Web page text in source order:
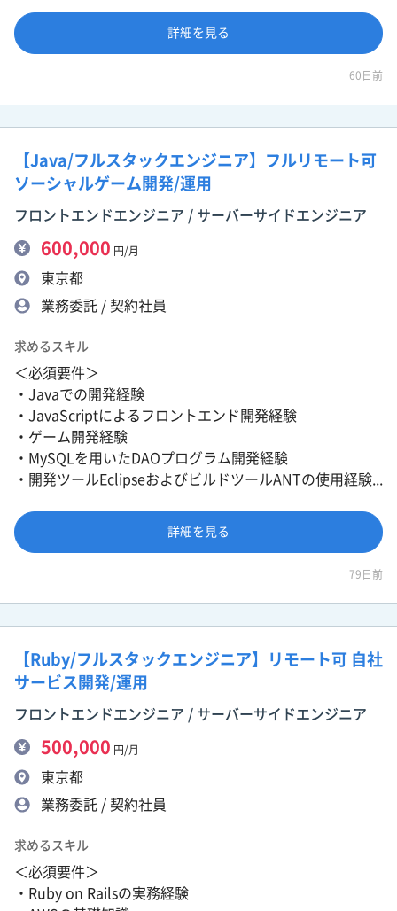
詳細を見る
60日前
【Java/フルスタックエンジニア】フルリモート可
ソーシャルゲーム開発/運用
フロントエンドエンジニア / サーバーサイドエンジニア
600,000 円/月
東京都
業務委託 / 契約社員
求めるスキル
＜必須要件＞
・Javaでの開発経験
・JavaScriptによるフロントエンド開発経験
・ゲーム開発経験
・MySQLを用いたDAOプログラム開発経験
・開発ツールEclipseおよびビルドツールANTの使用経験...
詳細を見る
79日前
【Ruby/フルスタックエンジニア】リモート可 自社
サービス開発/運用
フロントエンドエンジニア / サーバーサイドエンジニア
500,000 円/月
東京都
業務委託 / 契約社員
求めるスキル
＜必須要件＞
・Ruby on Railsの実務経験